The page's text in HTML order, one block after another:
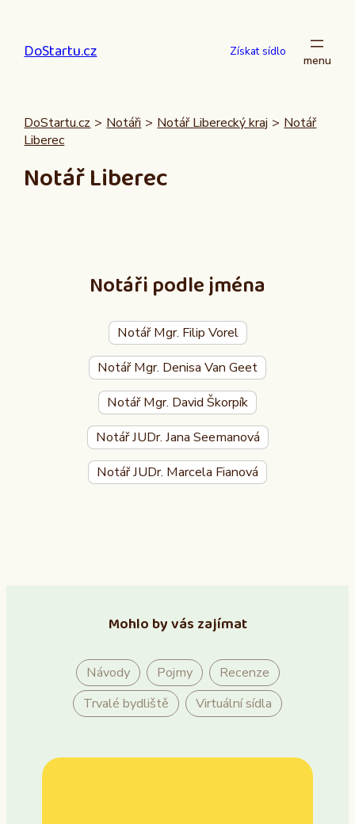
obsah
DoStartu.cz Získat sídlo
DoStartu.cz > Notáři > Notář Liberecký kraj > Notář
Liberec
Notář Liberec
Notáři podle jména
Notář Mgr. Filip Vorel
Notář Mgr. Denisa Van Geet
Notář Mgr. David Škorpík
Notář JUDr. Jana Seemanová
Notář JUDr. Marcela Fianová
Mohlo by vás zajímat
Návody Pojmy
Recenze
Trvalé bydliště
Virtuální sídla